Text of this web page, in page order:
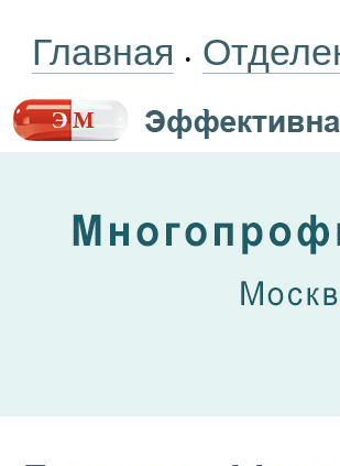
Главная •